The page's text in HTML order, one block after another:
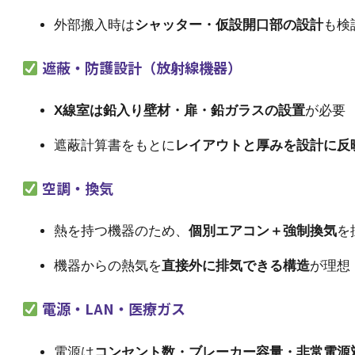
外部搬入時はシャッター・仮設開口部の設計も検
遮蔽・防護設計（放射線機器）
X線室は鉛入り壁材・扉・鉛ガラスの設置が必要
遮蔽計算書をもとにレイアウトと厚みを設計に反
空調・換気
熱を持つ機器のため、 個別エアコン＋強制換気を
機器からの熱気を直接外に排気できる構造が理想
電源・LAN・医療ガス
電源はコンセント数・ブレーカー容量・非常電源